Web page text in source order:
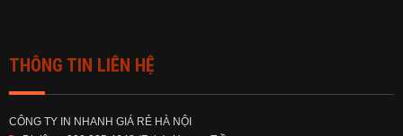
THÔNG TIN LIÊN HỆ
CÔNG TY IN NHANH GIÁ RẺ HÀ NỘI